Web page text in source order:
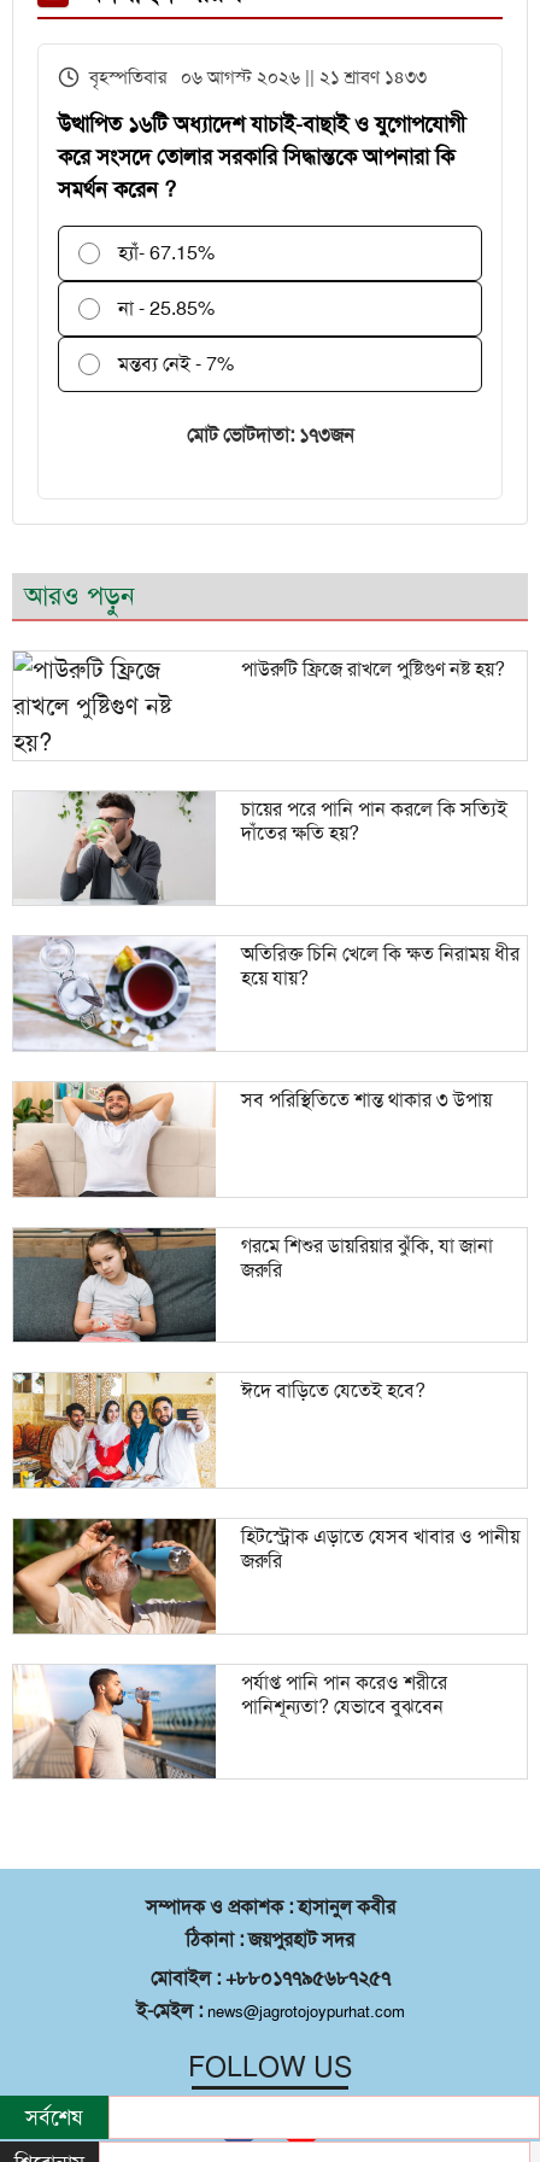
পরীক্ষকদের জন্য সময় বাড়ল ২ দিন
বৃহস্পতিবার ০৬ আগস্ট ২০২৬ || ২১ শ্রাবণ ১৪৩৩
উত্থাপিত ১৬টি অধ্যাদেশ যাচাই-বাছাই ও যুগোপযোগী
করে সংসদে তোলার সরকারি সিদ্ধান্তকে আপনারা কি
সমর্থন করেন ?
হ্যাঁ- 67.15%
না - 25.85%
মন্তব্য নেই - 7%
মোট ভোটদাতা: ১৭৩জন
আরও পড়ুন
পাউরুটি ফ্রিজে রাখলে পুষ্টিগুণ নষ্ট হয়?
চায়ের পরে পানি পান করলে কি সত্যিই
দাঁতের ক্ষতি হয়?
অতিরিক্ত চিনি খেলে কি ক্ষত নিরাময় ধীর
হয়ে যায়?
সব পরিস্থিতিতে শান্ত থাকার ৩ উপায়
গরমে শিশুর ডায়রিয়ার ঝুঁকি, যা জানা
জরুরি
ঈদে বাড়িতে যেতেই হবে?
হিটস্ট্রোক এড়াতে যেসব খাবার ও পানীয়
জরুরি
পর্যাপ্ত পানি পান করেও শরীরে
পানিশূন্যতা? যেভাবে বুঝবেন
সম্পাদক ও প্রকাশক : হাসানুল কবীর
ঠিকানা : জয়পুরহাট সদর
মোবাইল : +৮৮০১৭৭৯৫৬৮৭২৫৭
ই-মেইল : news@jagrotojoypurhat.com
FOLLOW US
সর্বশেষ